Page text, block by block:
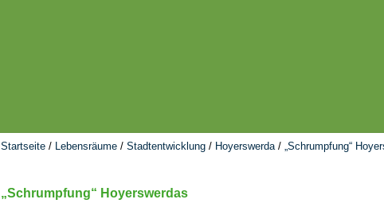
Startseite / Lebensräume / Stadtentwicklung / Hoyerswerda/ „Schrumpfung“
„Schrumpfung“ Hoyerswerdas